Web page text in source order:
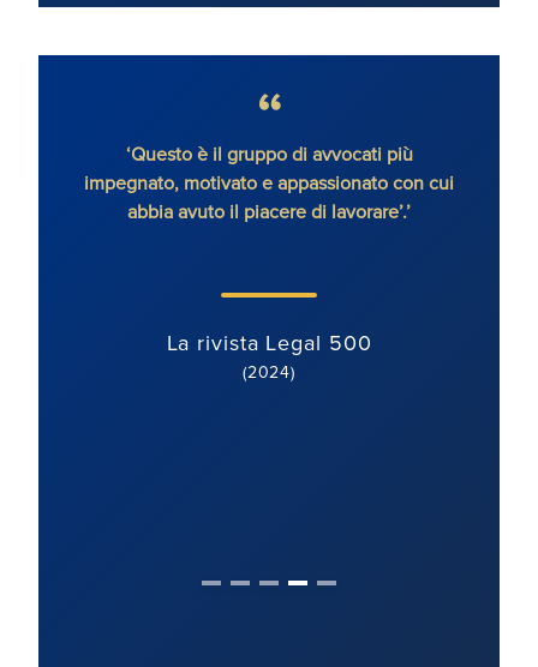
è il gruppo di avvocati più
motivato e appassionato con cui
avuto il piacere di lavorare’.’
La rivista Legal 500
'Ronald Fletcher
contenzioso
determinati e